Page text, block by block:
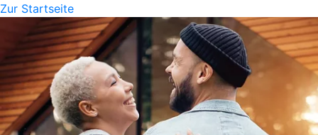
Zur Startseite